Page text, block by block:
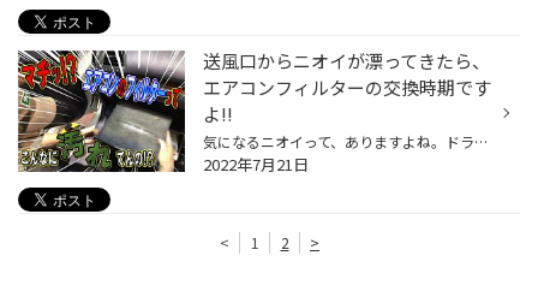
送風口からニオイが漂ってきたら、
エアコンフィルターの交換時期です
よ!!
気になるニオイって、ありますよね。ドラッグストアに行くとさまざまな消臭剤がずらりと並んでいますし、洗濯する際に消臭抗菌効果のある柔軟剤を使ったりと、ひと昔前より臭いに敏感になっているのかなぁなんて思ったりもしますが、爽やかな香りに包まれているほうが、やっぱり気持ちいいものです...
2022年7月21日
< 1 2 >